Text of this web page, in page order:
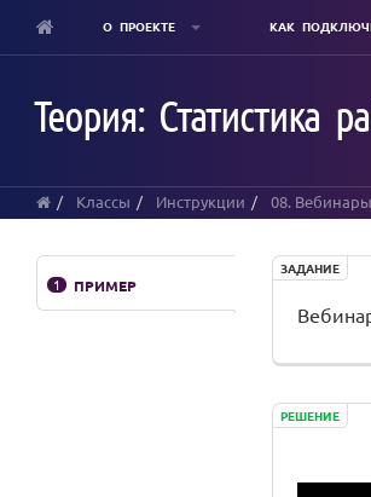
content
О ПРОЕКТЕ КАК
Теория: Статистика
Классы Инструкции 08. Вебинары
1 ПРИМЕР
ЗАДАНИЕ
РЕШЕНИЕ